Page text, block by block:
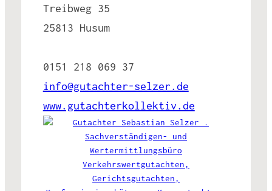
Treibweg 35
25813 Husum
0151 218 069 37
info@gutachter-selzer.de
www.gutachterkollektiv.de